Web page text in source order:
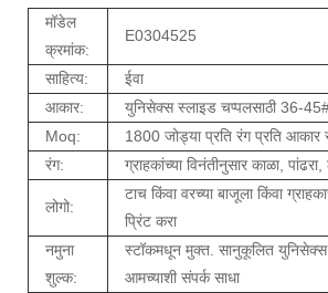
मॉडेल
क्रमांक:
E0304525
साहित्य:
ईवा
आकार:
युनिसेक्स स्लाइड चप्पलसाठी 36-
Moq:
1800 जोड्या प्रति रंग प्रति आकार
रंग:
ग्राहकांच्या विनंतीनुसार काळा,
लोगो:
टाच किंवा वरच्या बाजूला किंवा
प्रिंट करा
नमुना
शुल्क:
स्टॉकमधून मुक्त. सानुकूलित
आमच्याशी संपर्क साधा